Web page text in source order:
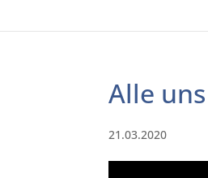
Alle
21.03.2020